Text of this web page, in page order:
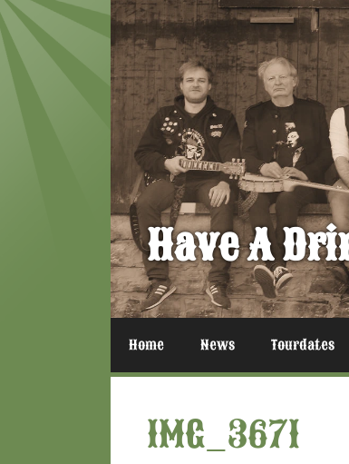
Zum
Inhalt
springen
Have A
Home News Tourdates
IMG_3671